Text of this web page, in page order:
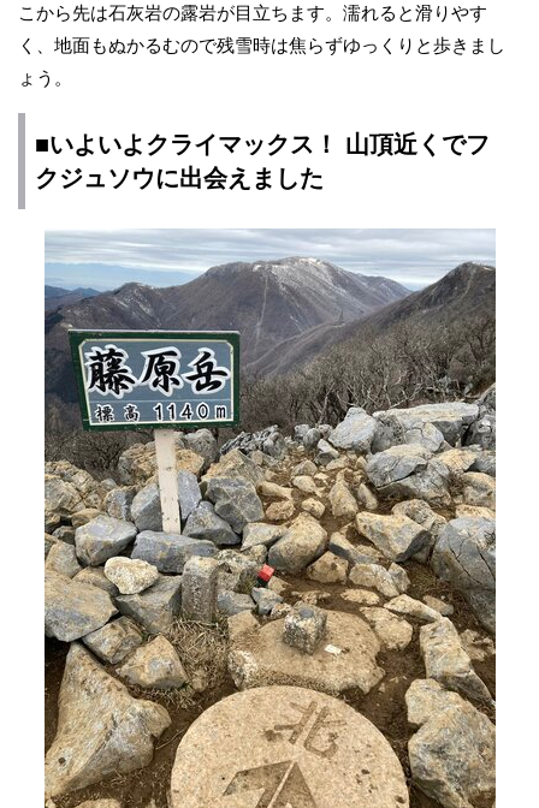
こから先は石灰岩の露岩が目立ちます。濡れると滑りやす
く、地面もぬかるむので残雪時は焦らずゆっくりと歩きまし
ょう。
■いよいよクライマックス！ 山頂近くでフ
クジュソウに出会えました